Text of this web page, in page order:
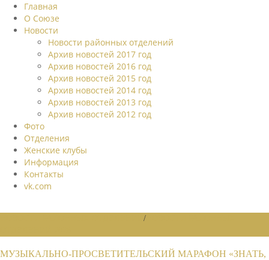
Главная
О Союзе
Новости
Новости районных отделений
Архив новостей 2017 год
Архив новостей 2016 год
Архив новостей 2015 год
Архив новостей 2014 год
Архив новостей 2013 год
Архив новостей 2012 год
Фото
Отделения
Женские клубы
Информация
Контакты
vk.com
/
МУЗЫКАЛЬНО-ПРОСВЕТИТЕЛЬСКИЙ МАРАФОН «ЗНАТЬ,